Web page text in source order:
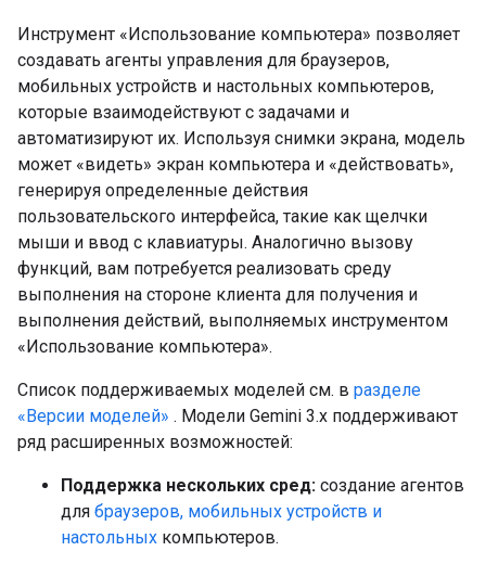
Инструмент «Использование компьютера» позволяет
создавать агенты управления для браузеров,
мобильных устройств и настольных компьютеров,
которые взаимодействуют с задачами и
автоматизируют их. Используя снимки экрана, модель
может «видеть» экран компьютера и «действовать»,
генерируя определенные действия
пользовательского интерфейса, такие как щелчки
мыши и ввод с клавиатуры. Аналогично вызову
функций, вам потребуется реализовать среду
выполнения на стороне клиента для получения и
выполнения действий, выполняемых инструментом
«Использование компьютера».
Список поддерживаемых моделей см. в разделе
«Версии моделей» . Модели Gemini 3.x поддерживают
ряд расширенных возможностей:
Поддержка нескольких сред: создание агентов
для браузеров, мобильных устройств и
настольных компьютеров.